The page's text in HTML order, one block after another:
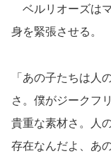
ベルリオーズは
身を緊張させる。
「あの子たちは人
さ。僕がジークフ
貴重な素材さ。人
存在なんだよ、あ